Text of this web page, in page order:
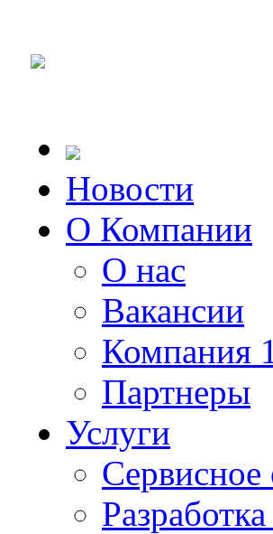
Новости
О Компании
О нас
Вакансии
Компания
Партнеры
Услуги
Сервисное